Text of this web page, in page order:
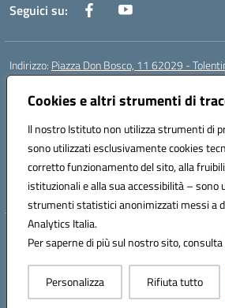
Cookies e altri strumenti di
Il nostro Istituto non utilizza strumenti di
sono utilizzati esclusivamente cookies
corretto funzionamento del sito, alla
istituzionali e alla sua accessibilità – sono
strumenti statistici anonimizzati messi a
Analytics Italia.
Per saperne di più sul nostro sito,
Personalizza Rifiuta tutto
Seguici su:
Indirizzo: Piazza Don Bosco, 11 62029 -
Centralino:
Posta elettronica certificata (PEC):
Codice fiscale: 92011000434
Codice meccanografico:MCIC81600C
Codice Indice delle Pubbliche Amministrazioni
Codice unico di fatturazione (CUF): UFWPPN
Hosting & Powered by 3D
Concept & Design by